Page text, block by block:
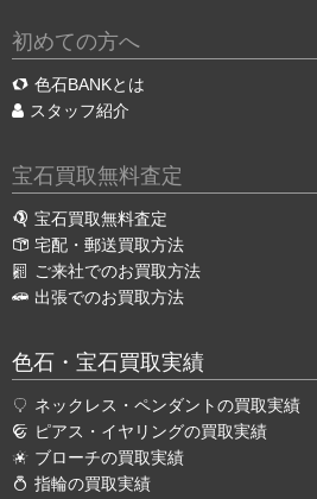
初めての方へ
色石BANKとは
スタッフ紹介
宝石買取無料査定
宝石買取無料査定
宅配・郵送買取方法
ご来社でのお買取方法
出張でのお買取方法
色石・宝石買取実績
ネックレス・ペンダントの買取実績
ピアス・イヤリングの買取実績
ブローチの買取実績
指輪の買取実績